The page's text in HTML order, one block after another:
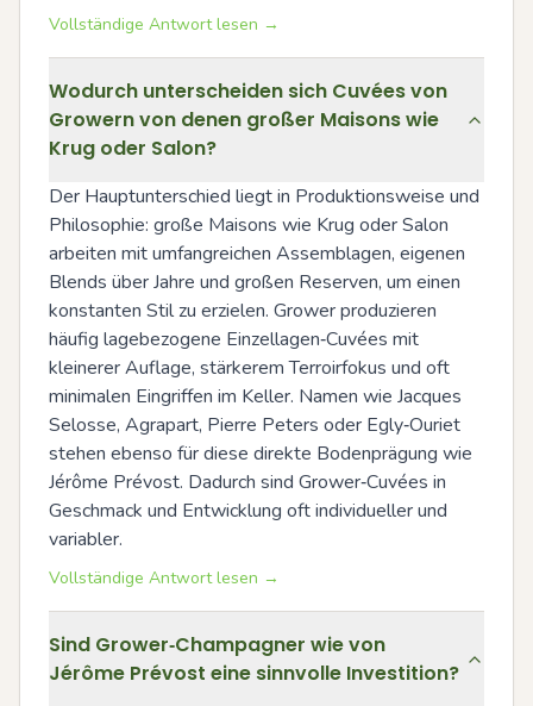
Vollständige Antwort lesen →
Wodurch unterscheiden sich Cuvées von
Growern von denen großer Maisons wie
Krug oder Salon?
Der Hauptunterschied liegt in Produktionsweise und
Philosophie: große Maisons wie Krug oder Salon
arbeiten mit umfangreichen Assemblagen, eigenen
Blends über Jahre und großen Reserven, um einen
konstanten Stil zu erzielen. Grower produzieren
häufig lagebezogene Einzellagen‑Cuvées mit
kleinerer Auflage, stärkerem Terroirfokus und oft
minimalen Eingriffen im Keller. Namen wie Jacques
Selosse, Agrapart, Pierre Peters oder Egly‑Ouriet
stehen ebenso für diese direkte Bodenprägung wie
Jérôme Prévost. Dadurch sind Grower‑Cuvées in
Geschmack und Entwicklung oft individueller und
variabler.
Vollständige Antwort lesen →
Sind Grower‑Champagner wie von
Jérôme Prévost eine sinnvolle Investition?